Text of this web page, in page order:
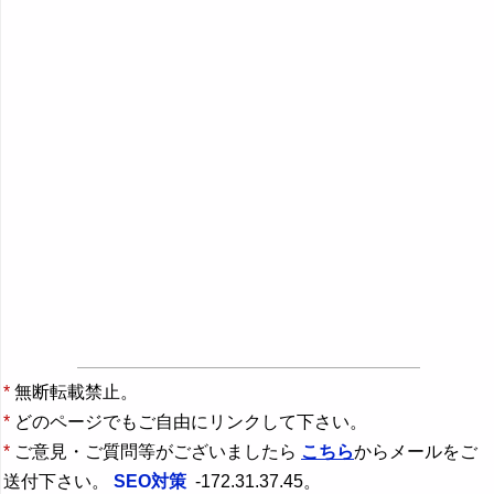
* 無断転載禁止。
* どのページでもご自由にリンクして下さい。
* ご意見・ご質問等がございましたら こちらからメールをご
送付下さい。 SEO対策 -172.31.37.45。